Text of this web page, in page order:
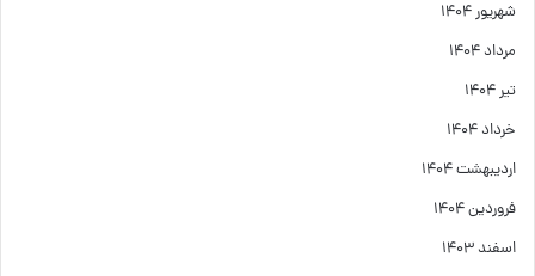
شهریور ۱۴۰۴
مرداد ۱۴۰۴
تیر ۱۴۰۴
خرداد ۱۴۰۴
اردیبهشت ۱۴۰۴
فروردین ۱۴۰۴
اسفند ۱۴۰۳